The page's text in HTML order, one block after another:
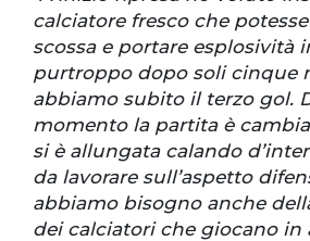
calciatore fresco che
scossa e portare esplosività
purtroppo dopo soli cinque
abbiamo subito il terzo gol.
momento la partita è
si è allungata calando
da lavorare sull’aspetto
abbiamo bisogno anche
dei calciatori che giocano in